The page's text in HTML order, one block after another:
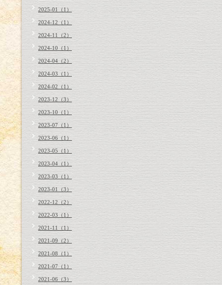
2025-01（1）
2024-12（1）
2024-11（2）
2024-10（1）
2024-04（2）
2024-03（1）
2024-02（1）
2023-12（3）
2023-10（1）
2023-07（1）
2023-06（1）
2023-05（1）
2023-04（1）
2023-03（1）
2023-01（3）
2022-12（2）
2022-03（1）
2021-11（1）
2021-09（2）
2021-08（1）
2021-07（1）
2021-06（3）